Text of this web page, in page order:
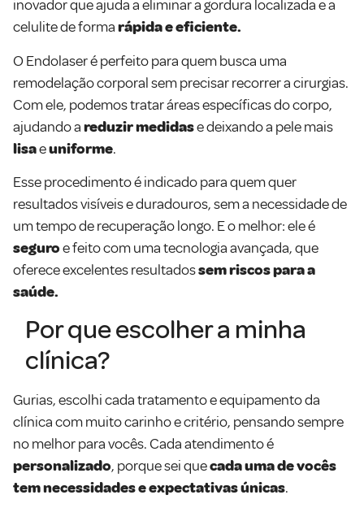
inovador que ajuda a eliminar a gordura localizada e a
celulite de formarápida e eficiente.
O Endolaser é perfeito para quem busca uma
remodelação corporal sem precisar recorrer a cirurgias.
Com ele, podemos tratar áreas específicas do corpo,
ajudando areduzir medidase deixando a pele mais
lisaeuniforme.
Esse procedimento é indicado para quem quer
resultados visíveis e duradouros, sem a necessidade de
um tempo de recuperação longo. E o melhor: ele é
seguroe feito com uma tecnologia avançada, que
oferece excelentes resultadossem riscos para a
saúde.
Por que escolher a minha
clínica?
Gurias, escolhi cada tratamento e equipamento da
clínica com muito carinho e critério, pensando sempre
no melhor para vocês. Cada atendimento é
personalizado, porque sei quecada uma de vocês
tem necessidades e expectativas únicas.